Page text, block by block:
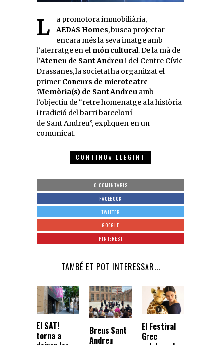
La promotora immobiliària,
AEDAS Homes, busca projectar
encara més la seva imatge amb
l’aterratge en el món cultural. De la mà de
l’Ateneu de Sant Andreui del Centre Cívic
Drassanes, la societat ha organitzat el
primer Concurs de microteatre
‘Memòria(s) de Sant Andreu amb
l’objectiu de “retre homenatge a la història
i tradició del barri barceloní
de Sant Andreu”, expliquen en un
comunicat.
CONTINUA LLEGINT
0 COMENTARIS
FACEBOOK
TWITTER
GOOGLE
PINTEREST
TAMBÉ ET POT INTERESSAR...
El SAT!
torna a
Breus Sant
Andreu
El Festival
Grec